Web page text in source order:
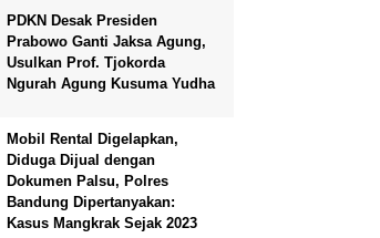
PDKN Desak Presiden
Prabowo Ganti Jaksa Agung,
Usulkan Prof. Tjokorda
Ngurah Agung Kusuma Yudha
Mobil Rental Digelapkan,
Diduga Dijual dengan
Dokumen Palsu, Polres
Bandung Dipertanyakan:
Kasus Mangkrak Sejak 2023